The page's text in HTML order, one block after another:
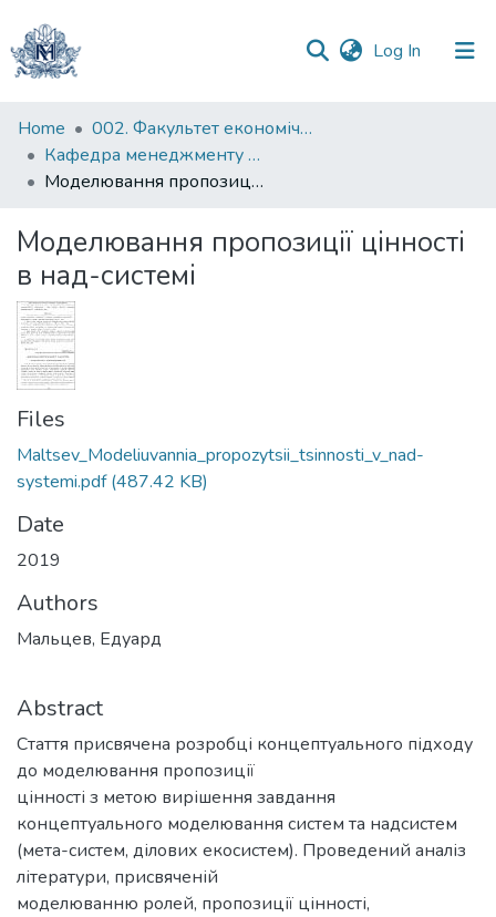
Log In (current)
Communities
&
Collections
Statistics
Home
002. Факультет економічних наук
Кафедра менеджменту організацій
Моделювання пропозиції цінності в над-системі
Моделювання пропозиції цінності
в над-системі
Files
Maltsev_Modeliuvannia_propozytsii_tsinnosti_v_nad-
systemi.pdf(487.42 KB)
Date
2019
Authors
Мальцев, Едуард
Abstract
Стаття присвячена розробці концептуального підходу
до моделювання пропозиції
цінності з метою вирішення завдання
концептуального моделювання систем та надсистем
(мета-систем, ділових екосистем). Проведений аналіз
літератури, присвяченій
моделюванню ролей, пропозиції цінності,